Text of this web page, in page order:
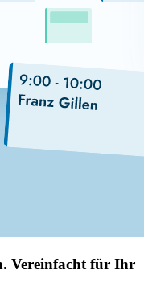
Vereinfacht für Ihr